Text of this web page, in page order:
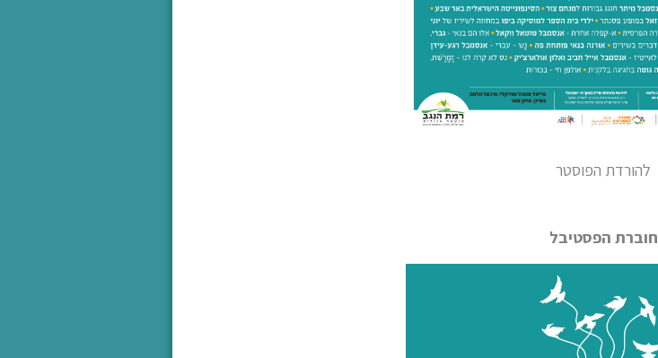
להורדת הפוסטר
חוברת הפסטיבל